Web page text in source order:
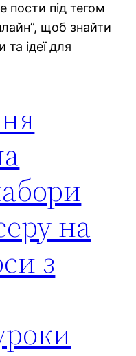
пости під тегом
щоб знайти
та ідеї для
на
з